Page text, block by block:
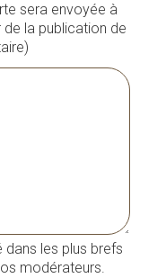
sera envoyée à
la publication de
les plus brefs
modérateurs.